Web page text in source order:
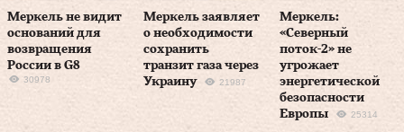
Меркель не видит
оснований для
возвращения
России в G8
30978
Меркель заявляет
о необходимости
сохранить
транзит газа через
Украину
21987
Меркель:
«Северный
поток-2» не
угрожает
энергетической
безопасности
Европы
25314